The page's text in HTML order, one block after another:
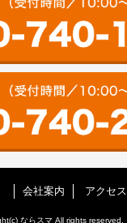
会社案内 アクセス
ならスマ All rights reserved.